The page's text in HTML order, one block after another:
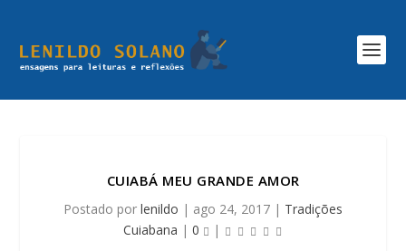
CUIABÁ MEU GRANDE AMOR
Postado por lenildo | ago 24, 2017 | Tradições
Cuiabana | 0 |